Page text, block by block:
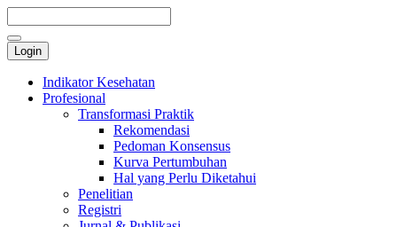
Login
Indikator Kesehatan
Profesional
Transformasi Praktik
Rekomendasi
Pedoman Konsensus
Kurva Pertumbuhan
Hal yang Perlu Diketahui
Penelitian
Registri